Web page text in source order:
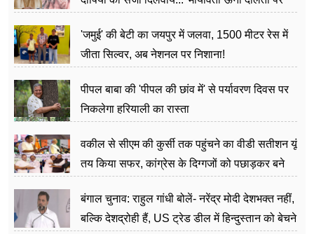
'जमुई' की बेटी का जयपुर में जलवा, 1500 मीटर रेस में
जीता सिल्वर, अब नेशनल पर निशाना!
पीपल बाबा की 'पीपल की छांव में' से पर्यावरण दिवस पर
निकलेगा हरियाली का रास्ता
वकील से सीएम की कुर्सी तक पहुंचने का वीडी सतीशन यूं
तय किया सफर, कांग्रेस के दिग्गजों को पछाड़कर बने
बंगाल चुनाव: राहुल गांधी बोलें- नरेंद्र मोदी देशभक्त नहीं,
बल्कि देशद्रोही हैं, US ट्रेड डील में हिन्दुस्तान को बेचने